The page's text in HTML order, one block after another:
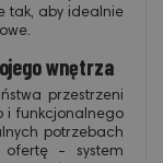
tak, aby idealnie
wnętrza
przestrzeni
i funkcjonalnego
potrzebach
ofertę - system